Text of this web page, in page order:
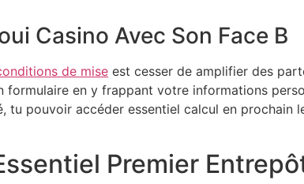
Casino Avec Son Face B
de mise est cesser de amplifier des
en y frappant votre informations
pouvoir accéder essentiel calcul en prochain
Premier